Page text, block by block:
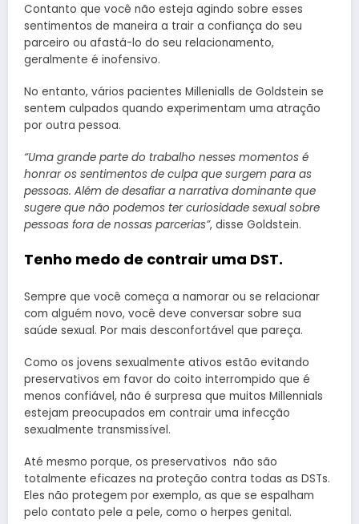
Contanto que você não esteja agindo sobre esses
sentimentos de maneira a trair a confiança do seu
parceiro ou afastá-lo do seu relacionamento,
geralmente é inofensivo.
No entanto, vários pacientes Millenialls de Goldstein se
sentem culpados quando experimentam uma atração
por outra pessoa.
“Uma grande parte do trabalho nesses momentos é
honrar os sentimentos de culpa que surgem para as
pessoas. Além de desafiar a narrativa dominante que
sugere que não podemos ter curiosidade sexual sobre
pessoas fora de nossas parcerias”, disse Goldstein.
Tenho medo de contrair uma DST.
Sempre que você começa a namorar ou se relacionar
com alguém novo, você deve conversar sobre sua
saúde sexual. Por mais desconfortável que pareça.
Como os jovens sexualmente ativos estão evitando
preservativos em favor do coito interrompido que é
menos confiável, não é surpresa que muitos Millennials
estejam preocupados em contrair uma infecção
sexualmente transmissível.
Até mesmo porque, os preservativos não são
totalmente eficazes na proteção contra todas as DSTs.
Eles não protegem por exemplo, as que se espalham
pelo contato pele a pele, como o herpes genital.